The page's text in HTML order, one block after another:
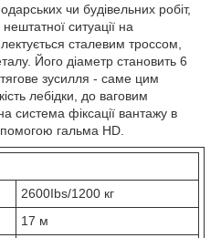
чи будівельних робіт,
ситуації на
сталевим троссом,
Його діаметр становить 6
зусилля - саме цим
лебідки, до ваговим
система фіксації вантажу в
гальма HD.
2600Ibs/1200 кг
17 м